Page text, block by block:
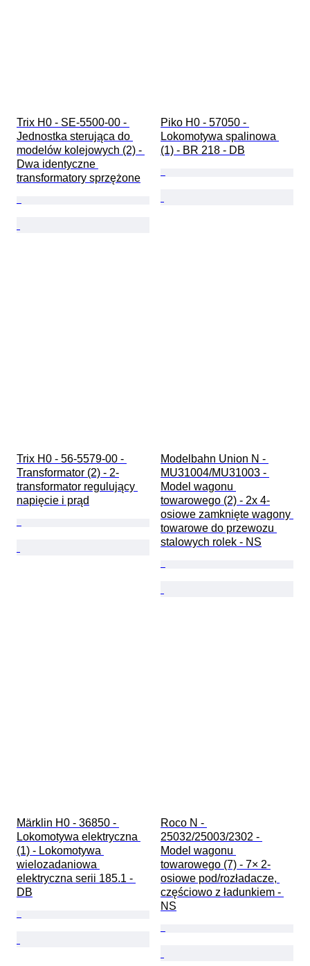
Trix H0 - SE-5500-00 -
Jednostka sterująca do
modelów kolejowych (2) -
Dwa identyczne
transformatory sprzężone
Piko H0 - 57050 -
Lokomotywa spalinowa
(1) - BR 218 - DB
Trix H0 - 56-5579-00 -
Transformator (2) - 2-
transformator regulujący
napięcie i prąd
Modelbahn Union N -
MU31004/MU31003 -
Model wagonu
towarowego (2) - 2x 4-
osiowe zamknięte wagony
towarowe do przewozu
stalowych rolek - NS
Märklin H0 - 36850 -
Lokomotywa elektryczna
(1) - Lokomotywa
wielozadaniowa
elektryczna serii 185.1 -
DB
Roco N -
25032/25003/2302 -
Model wagonu
towarowego (7) - 7× 2-
osiowe pod/rozładacze,
częściowo z ładunkiem -
NS